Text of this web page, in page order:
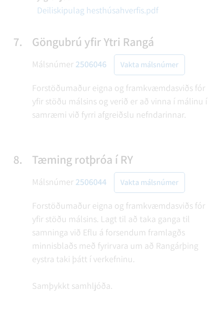
Deiliskipulag hesthúsahverfis.pdf
7. Göngubrú yfir Ytri Rangá
Málsnúmer 2506046 Vakta málsnúmer
Forstöðumaður eigna og framkvæmdasviðs fór
yfir stöðu málsins og verið er að vinna í málinu í
samræmi við fyrri afgreiðslu nefndarinnar.
8. Tæming rotþróa í RY
Málsnúmer 2506044 Vakta málsnúmer
Forstöðumaður eigna og framkvæmdasviðs fór
yfir stöðu málsins. Lagt til að taka ganga til
samninga við Eflu á forsendum framlagðs
minnisblaðs með fyrirvara um að Rangárþing
eystra taki þátt í verkefninu.
Samþykkt samhljóða.